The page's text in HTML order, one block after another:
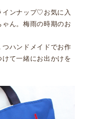
インナップ♡お気に入
ん。梅雨の時期のお
ハンドメイドでお作
て一緒にお出かけを